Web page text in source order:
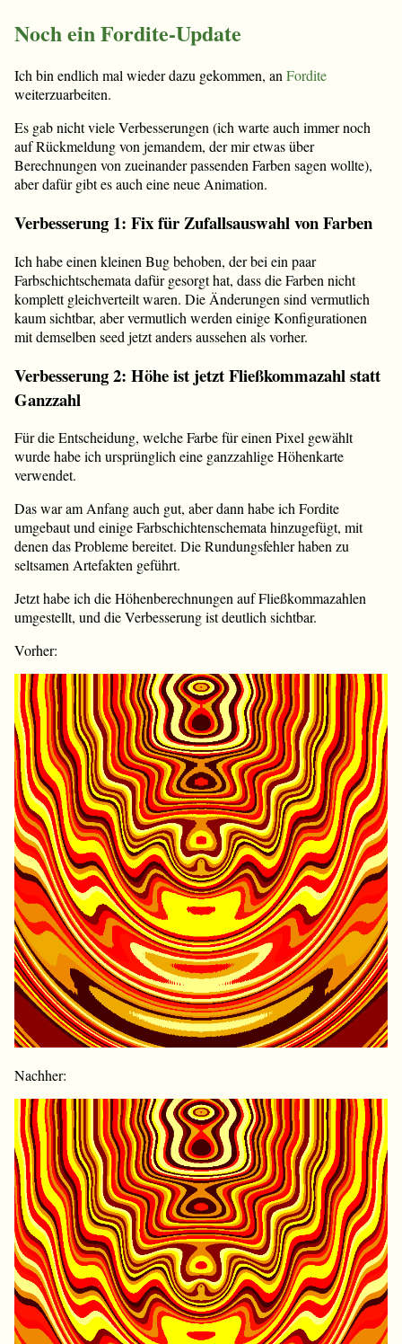
Noch ein Fordite-Update
Ich bin endlich mal wieder dazu gekommen, anFordite
weiterzuarbeiten.
Es gab nicht viele Verbesserungen (ich warte auch immer noch
auf Rückmeldung von jemandem, der mir etwas über
Berechnungen von zueinander passenden Farben sagen wollte),
aber dafür gibt es auch eine neue Animation.
Verbesserung 1: Fix für Zufallsauswahl von Farben
Ich habe einen kleinen Bug behoben, der bei ein paar
Farbschichtschemata dafür gesorgt hat, dass die Farben nicht
komplett gleichverteilt waren. Die Änderungen sind vermutlich
kaum sichtbar, aber vermutlich werden einige Konfigurationen
mit demselben seed jetzt anders aussehen als vorher.
Verbesserung 2: Höhe ist jetzt Fließkommazahl statt
Ganzzahl
Für die Entscheidung, welche Farbe für einen Pixel gewählt
wurde habe ich ursprünglich eine ganzzahlige Höhenkarte
verwendet.
Das war am Anfang auch gut, aber dann habe ich Fordite
umgebaut und einige Farbschichtenschemata hinzugefügt, mit
denen das Probleme bereitet. Die Rundungsfehler haben zu
seltsamen Artefakten geführt.
Jetzt habe ich die Höhenberechnungen auf Fließkommazahlen
umgestellt, und die Verbesserung ist deutlich sichtbar.
Vorher:
Nachher: